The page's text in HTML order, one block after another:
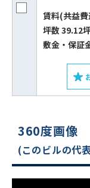
賃料(共益費
坪数 39.12
敷⾦‧保証
360度画像
(このビルの代